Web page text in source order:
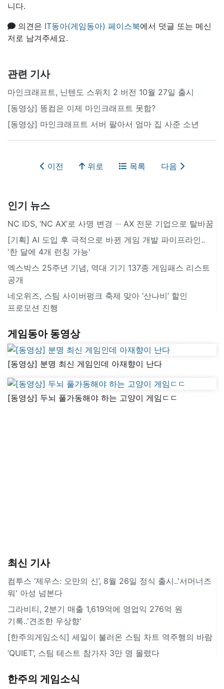
니다.
의견은 IT동아(게임동아) 페이스북에서 덧글 또는 메신
저로 남겨주세요.
관련 기사
마인크래프트, 닌텐도 스위치 2 버전 10월 27일 출시
[동영상] 똥컴은 이제 마인크래프트 못함?
[동영상] 마인크래프트 서버 팔아서 엄마 집 사준 소년
이전 위로 목록 다음
인기 뉴스
NC IDS, ‘NC AX’로 사명 변경 ∙∙∙ AX 전문 기업으로 탈바꿈
[기획] AI 도입 후 극적으로 바뀐 게임 개발 파이프라인..
'한 달에 4개 런칭 가능'
엑스박스 25주년 기념, 역대 기기 137종 게임패스 리스트
공개
네오위즈, 스팀 사이버펑크 축제 맞아 ‘산나비’ 할인
프로모션 진행
게임동아 동영상
[동영상] 분명 최신 게임인데 아재향이 난다
[동영상] 두뇌 풀가동해야 하는 고양이 게임ㄷㄷ
최신 기사
컴투스 ‘제우스: 오만의 신’, 8월 26일 정식 출시..'서머너즈
워' 아성 넘본다
그라비티, 2분기 매출 1,619억에 영업익 276억 원
기록..'견조한 우상향'
[한주의게임소식] 세일이 불러온 스팀 차트 역주행의 바람
‘QUIET’, 스팀 테스트 참가자 3만 명 몰렸다
한주의 게임소식